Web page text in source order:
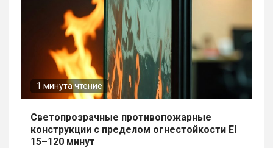
1 минута чтение
Светопрозрачные противопожарные
конструкции с пределом огнестойкости EI
15–120 минут